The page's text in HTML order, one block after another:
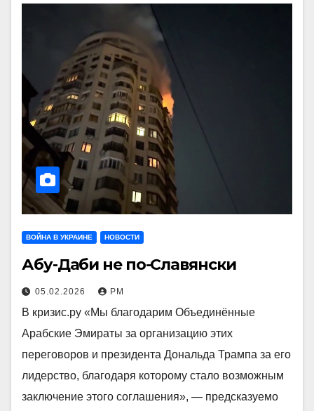
ВОЙНА В УКРАИНЕ НОВОСТИ
Абу-Даби не по-Славянски
05.02.2026 РМ
В кризис.ру «Мы благодарим Объединённые
Арабские Эмираты за организацию этих
переговоров и президента Дональда Трампа за его
лидерство, благодаря которому стало возможным
заключение этого соглашения», — предсказуемо